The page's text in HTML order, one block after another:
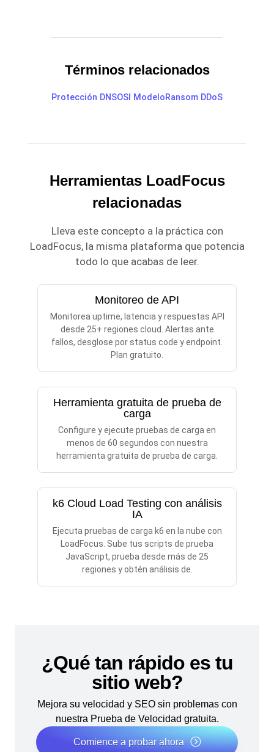
Términos relacionados
Protección DNSOSI ModeloRansom DDoS
Herramientas LoadFocus
relacionadas
Lleva este concepto a la práctica con
LoadFocus, la misma plataforma que potencia
todo lo que acabas de leer.
Monitoreo de API
Monitorea uptime, latencia y respuestas API
desde 25+ regiones cloud. Alertas ante
fallos, desglose por status code y endpoint.
Plan gratuito.
Herramienta gratuita de prueba de
carga
Configure y ejecute pruebas de carga en
menos de 60 segundos con nuestra
herramienta gratuita de prueba de carga.
k6 Cloud Load Testing con análisis
IA
Ejecuta pruebas de carga k6 en la nube con
LoadFocus. Sube tus scripts de prueba
JavaScript, prueba desde más de 25
regiones y obtén análisis de.
¿Qué tan rápido es tu
sitio web?
Mejora su velocidad y SEO sin problemas con
nuestra Prueba de Velocidad gratuita.
Comience a probar ahora